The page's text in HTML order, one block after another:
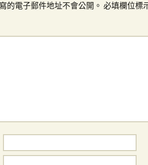
的電子郵件地址不會公開。 必填欄位標